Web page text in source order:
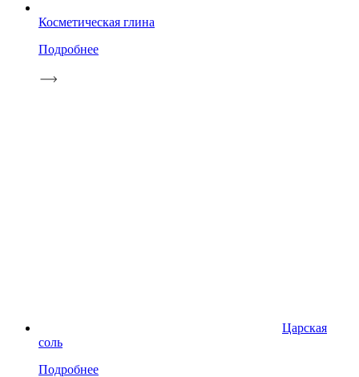
Косметическая глина
Подробнее
Царская
соль
Подробнее